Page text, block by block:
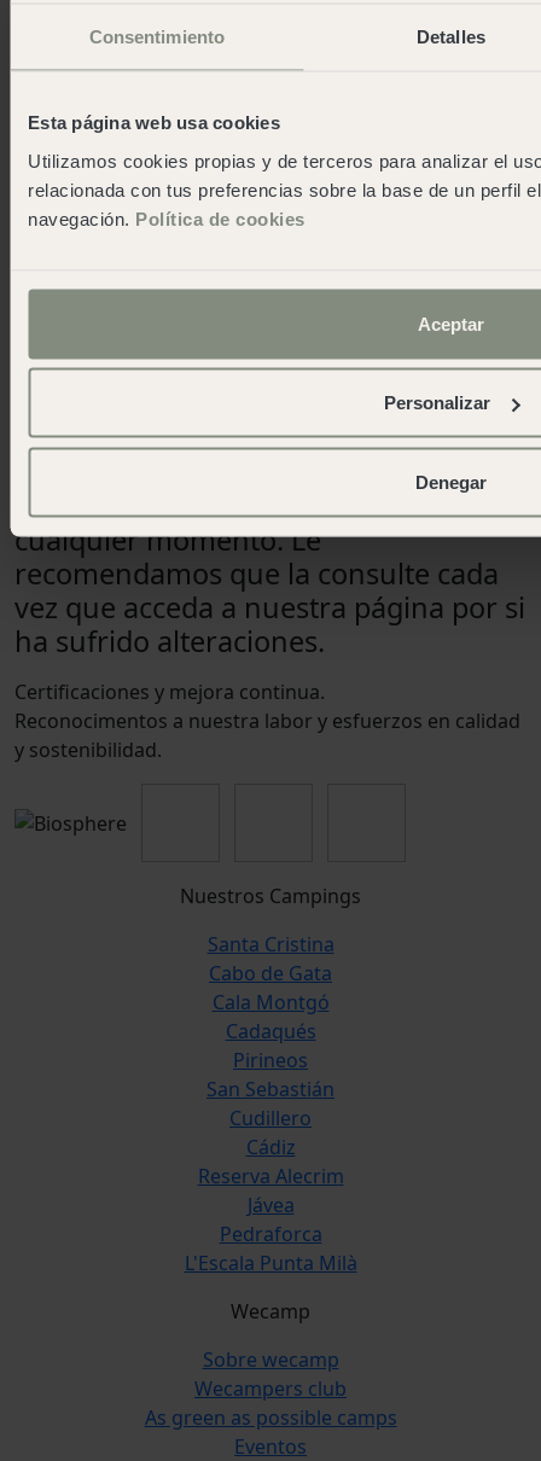
Consentimiento Detalles
Esta página web usa cookies
Utilizamos cookies propias y de terceros para analizar el
relacionada con tus preferencias sobre la base de un perfil
navegación. Política de cookies
Aceptar
Personalizar
Denegar
La presente política de privacidad se
rige en todos y cada uno de sus
extremos por el Reglamento General
de Protección de datos de la Unión
Europea y demás normativa española
relacionada.
Información adicional sobre seguridad
Esta Política de privacidad se ha
enero
de 2024pero podrá actualizarse en
cualquier momento. Le
recomendamos que la consulte cada
vez que acceda a nuestra página por si
ha sufrido alteraciones.
Certificaciones y mejora continua.
Reconocimentos a nuestra labor y esfuerzos en calidad
y sostenibilidad.
Nuestros Campings
Santa Cristina
Cabo de Gata
Cala Montgó
Cadaqués
Pirineos
San Sebastián
Cudillero
Cádiz
Reserva Alecrim
Jávea
Pedraforca
L'Escala Punta Milà
Wecamp
Sobre wecamp
Wecampers club
As green as possible camps
Eventos